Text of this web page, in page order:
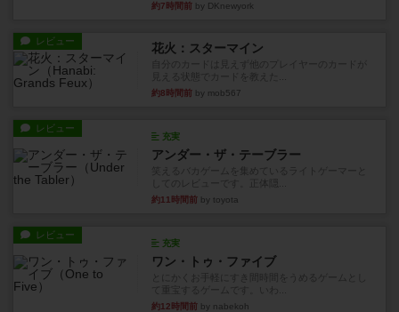
約7時間前 by DKnewyork
レビュー 花火：スターマイン
自分のカードは見えず他のプレイヤーのカードが
見える状態でカードを教えた...
約8時間前 by mob567
レビュー
充実
アンダー・ザ・テーブラー
笑えるバカゲームを集めているライトゲーマーと
約11時間前 by toyota
レビュー
充実
ワン・トゥ・ファイブ
とにかくお手軽にすき間時間をうめるゲームとし
て重宝するゲームです。いわ...
約12時間前 by nabekoh